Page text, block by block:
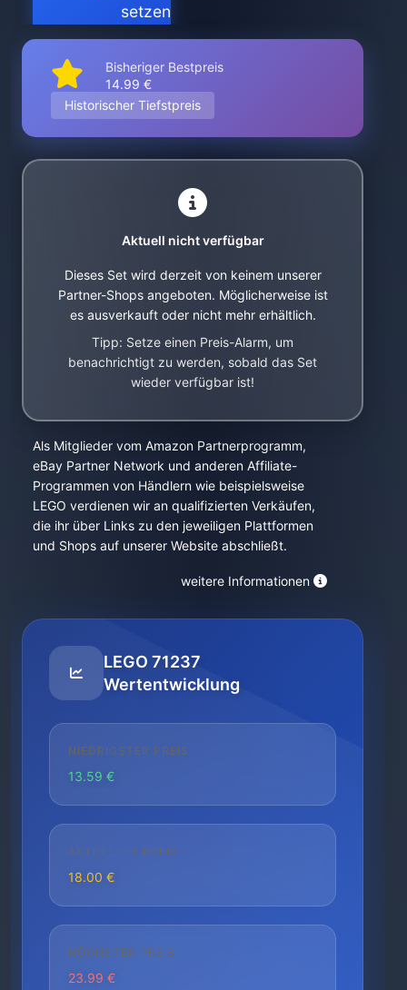
setzen
Bisheriger Bestpreis
14.99 €
Historischer Tiefstpreis
Aktuell nicht verfügbar
Dieses Set wird derzeit von keinem unserer
Partner-Shops angeboten. Möglicherweise ist
es ausverkauft oder nicht mehr erhältlich.
Tipp: Setze einen Preis-Alarm, um
benachrichtigt zu werden, sobald das Set
wieder verfügbar ist!
Als Mitglieder vom Amazon Partnerprogramm,
eBay Partner Network und anderen Affiliate-
Programmen von Händlern wie beispielsweise
LEGO verdienen wir an qualifizierten Verkäufen,
die ihr über Links zu den jeweiligen Plattformen
und Shops auf unserer Website abschließt.
weitere Informationen
LEGO 71237
Wertentwicklung
NIEDRIGSTER PREIS
13.59 €
AKTUELLER PREIS
18.00 €
HÖCHSTER PREIS
23.99 €